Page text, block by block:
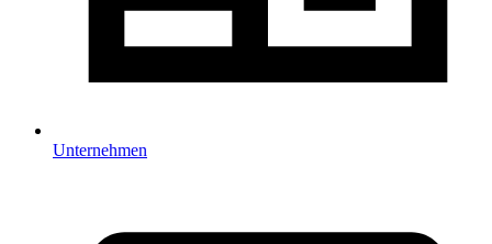
Unternehmen